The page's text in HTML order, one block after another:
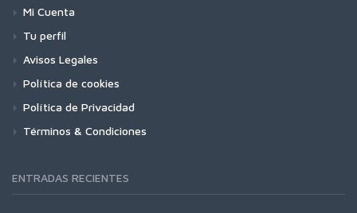
Mi Cuenta
Tu perfil
Avisos Legales
Política de cookies
Política de Privacidad
Términos & Condiciones
ENTRADAS RECIENTES